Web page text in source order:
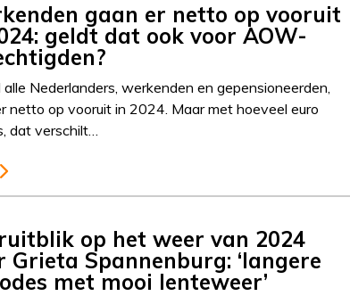
gaan er netto op vooruit
geldt dat ook voor AOW-
alle Nederlanders, werkenden en gepensioneerden,
netto op vooruit in 2024. Maar met hoeveel euro
dat verschilt…
op het weer van 2024
Grieta Spannenburg: ‘langere
met mooi lenteweer’